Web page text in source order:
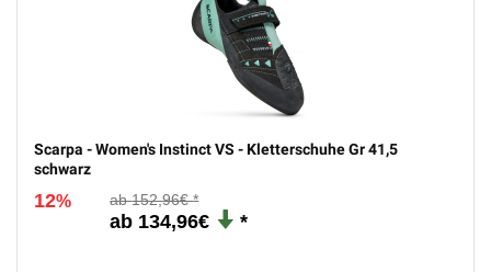
Scarpa - Women's Instinct VS - Kletterschuhe Gr 41,5
schwarz
12% 152,96€
134,96€